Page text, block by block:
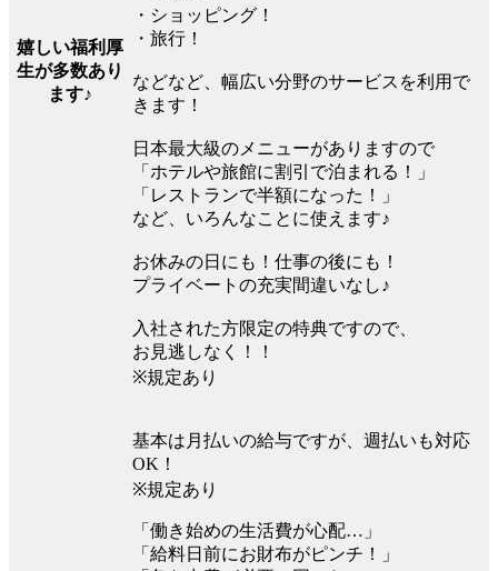
嬉しい福利厚
生が多数あり
ます♪
・ショッピング！
・旅行！
などなど、幅広い分野のサービスを利用で
きます！
日本最大級のメニューがありますので
「ホテルや旅館に割引で泊まれる！」
「レストランで半額になった！」
など、いろんなことに使えます♪
お休みの日にも！仕事の後にも！
プライベートの充実間違いなし♪
入社された方限定の特典ですので、
お見逃しなく！！
※規定あり
基本は月払いの給与ですが、週払いも対応
OK！
※規定あり
「働き始めの生活費が心配…」
「給料日前にお財布がピンチ！」